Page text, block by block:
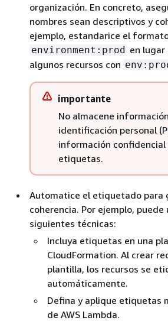
organización. En concreto,
nombres sean descriptivos y
ejemplo, estandarice el
environment:prod en
algunos recursos con
importante
No almacene
identificación personal
información confidencial
etiquetas.
Automatice el etiquetado para
coherencia. Por ejemplo,
siguientes técnicas:
Incluya etiquetas en una
CloudFormation. Al crear
plantilla, los recursos se
automáticamente.
Defina y aplique etiquetas
de AWS Lambda.